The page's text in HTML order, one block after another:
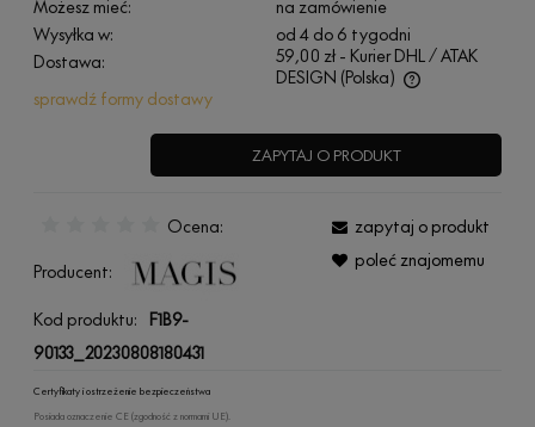
Możesz mieć:
na zamówienie
Wysyłka w:
od 4 do 6 tygodni
Dostawa:
59,00 zł - Kurier DHL / ATAK
DESIGN (Polska)
Cena nie zawiera ewentualnych kosztów płatności
sprawdź formy dostawy
ZAPYTAJ O PRODUKT
Ocena:
Producent:
Kod produktu:
F1B9-
90133_20230808180431
zapytaj o produkt
poleć znajomemu
Certyfikaty i ostrzeżenie bezpieczeństwa
Posiada oznaczenie CE (zgodność z normami UE).